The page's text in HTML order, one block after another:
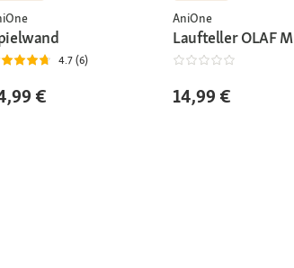
4.7 (6)
€
AniOne
Laufteller OLAF M
14,99 €